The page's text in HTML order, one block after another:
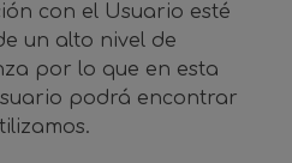
con el Usuario esté
un alto nivel de
por lo que en esta
podrá encontrar